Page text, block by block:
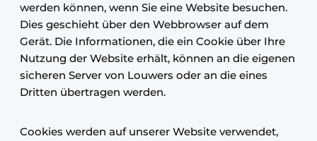
werden können, wenn Sie eine Website besuchen.
Dies geschieht über den Webbrowser auf dem
Gerät. Die Informationen, die ein Cookie über Ihre
Nutzung der Website erhält, können an die eigenen
sicheren Server von Louwers oder an die eines
Dritten übertragen werden.
Cookies werden auf unserer Website verwendet,